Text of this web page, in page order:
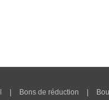
Bons de réduction